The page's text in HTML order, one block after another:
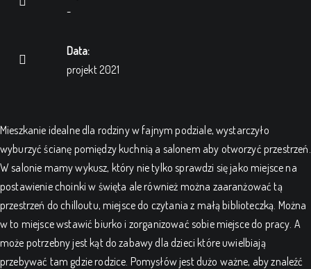
-
Data:
projekt 2021
Mieszkanie idealne dla rodziny w fajnym podziale, wystarczyło
wyburzyć ścianę pomiędzy kuchnią a salonem aby otworzyć przestrzeń.
W salonie mamy wykusz, który nie tylko sprawdzi się jako miejsce na
postawienie choinki w święta ale również można zaaranżować tą
przestrzeń do chilloutu, miejsce do czytania z małą biblioteczką. Można
w to miejsce wstawić biurko i zorganizować sobie miejsce do pracy. A
może potrzebny jest kąt do zabawy dla dzieci które uwielbiają
przebywać tam gdzie rodzice. Pomysłów jest dużo ważne, aby znaleźć